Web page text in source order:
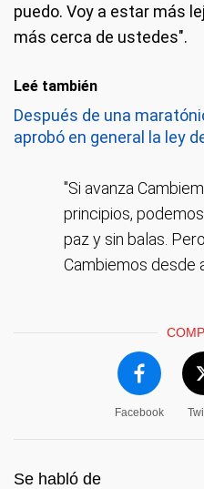
puedo. Voy a estar más
más cerca de ustedes".
Leé también
Después de una
aprobó en general la ley
"Si avanza
principios,
paz y sin balas.
Cambiemos desde
Facebook
Se habló de